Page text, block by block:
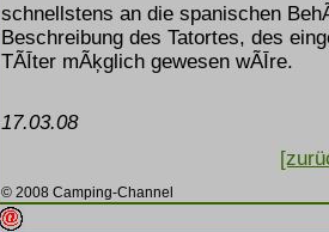
schnellstens an die spanischen
Beschreibung des Tatortes, des
TÃĪter mÃķglich gewesen wÃĪre.
17.03.08
© 2008 Camping-Channel